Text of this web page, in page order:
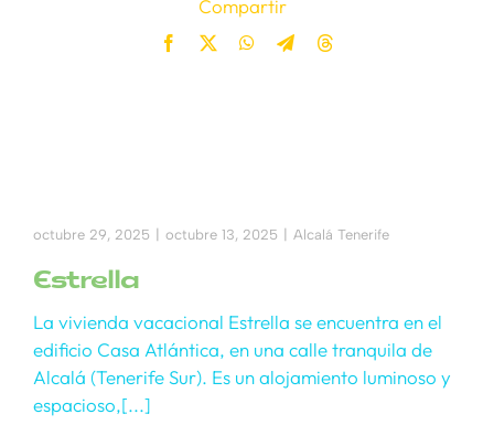
Compartir
octubre 29, 2025 octubre 13, 2025 Alcalá Tenerife
Estrella
La vivienda vacacional Estrella se encuentra en el
edificio Casa Atlántica, en una calle tranquila de
Alcalá (Tenerife Sur). Es un alojamiento luminoso y
espacioso,[...]